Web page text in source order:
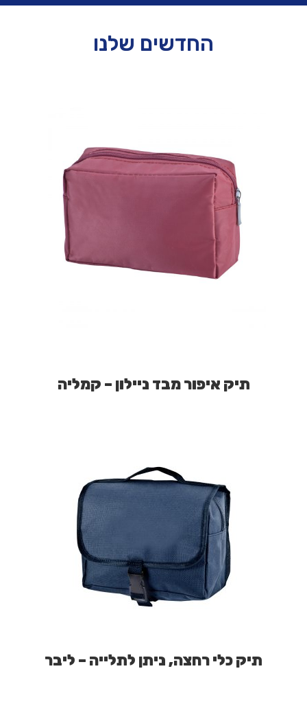
החדשים שלנו
תיק איפור מבד ניילון – קמליה
תיק כלי רחצה, ניתן לתלייה – ליבר